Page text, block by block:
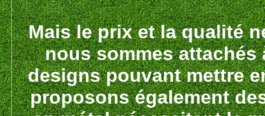
Mais le prix et la qualité
nous sommes
designs pouvant mettre
proposons également